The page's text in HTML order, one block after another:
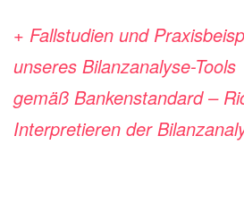
+ Fallstudien und
unseres Bilanzanalyse-Tools
gemäß Bankenstandard –
Interpretieren der